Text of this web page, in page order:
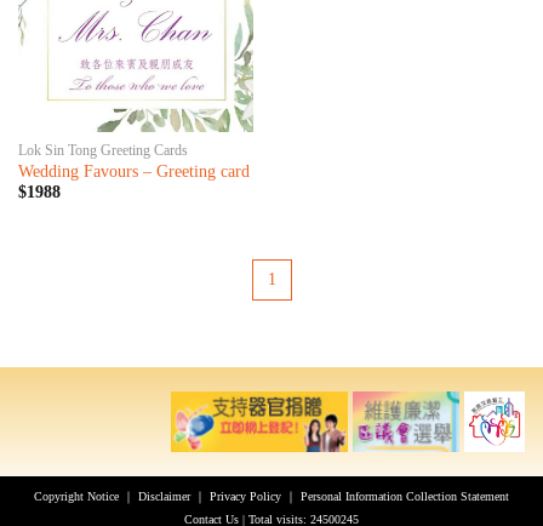
Lok Sin Tong Greeting Cards
Wedding Favours – Greeting card
$1988
1
Copyright Notice ｜ Disclaimer｜ Privacy Policy ｜ Personal Information Collection Statement
Contact Us | Total visits: 24500245